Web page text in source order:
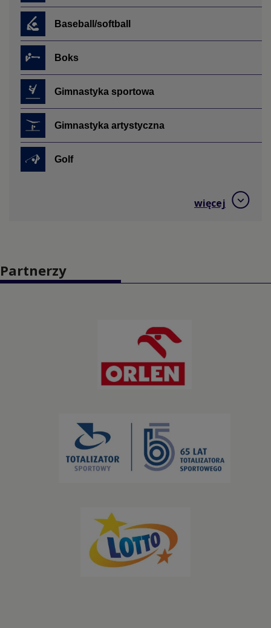
Baseball/softball
Boks
Gimnastyka sportowa
Gimnastyka artystyczna
Golf
Kajakarstwo górskie
Kolarstwo górskie
Kolarstwo szosowe
Koszykówka
Koszykówka 3x3
więcej
Partnerzy